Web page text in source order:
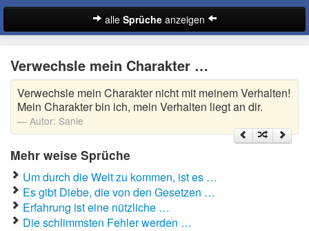
alle Sprücheanzeigen
Abschiedssprüche
Anmachsprüche
Beileidssprüche
Coole Sprüche
Dumme Sprüche
Englische Sprüche
Verwechsle mein Charakter …
Verwechsle mein Charakter nicht mit meinem Verhalten!
Mein Charakter bin ich, mein Verhalten liegt an dir.
Autor: Sanie
Mehr weise Sprüche
Um durch die Welt zu kommen, ist es …
Es gibt Diebe, die von den Gesetzen …
Erfahrung ist eine nützliche …
Die schlimmsten Fehler werden …